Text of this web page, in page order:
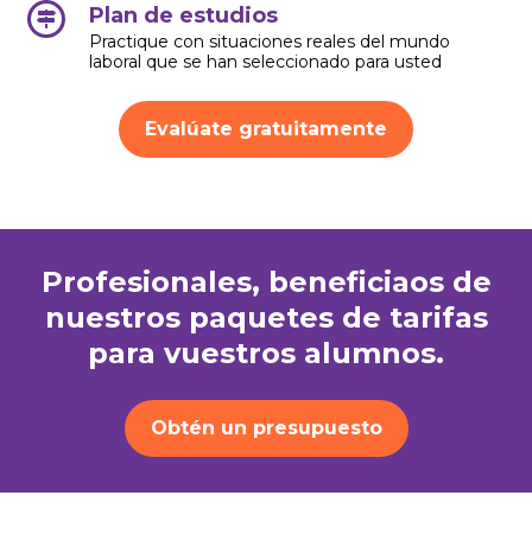
Plan de estudios
Practique con situaciones reales del mundo
laboral que se han seleccionado para usted
Evalúate gratuitamente
Profesionales, beneficiaos de
nuestros paquetes de tarifas
para vuestros alumnos.
Obtén un presupuesto